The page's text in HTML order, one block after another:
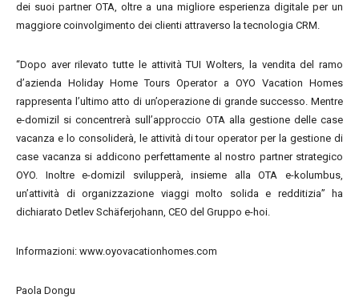
dei suoi partner OTA, oltre a una migliore esperienza digitale per un
maggiore coinvolgimento dei clienti attraverso la tecnologia CRM.
“Dopo aver rilevato tutte le attività TUI Wolters, la vendita del ramo
d’azienda Holiday Home Tours Operator a OYO Vacation Homes
rappresenta l’ultimo atto di un’operazione di grande successo. Mentre
e-domizil si concentrerà sull’approccio OTA alla gestione delle case
vacanza e lo consoliderà, le attività di tour operator per la gestione di
case vacanza si addicono perfettamente al nostro partner strategico
OYO. Inoltre e-domizil svilupperà, insieme alla OTA e-kolumbus,
un’attività di organizzazione viaggi molto solida e redditizia” ha
dichiarato Detlev Schäferjohann, CEO del Gruppo e-hoi.
Informazioni: www.oyovacationhomes.com
Paola Dongu